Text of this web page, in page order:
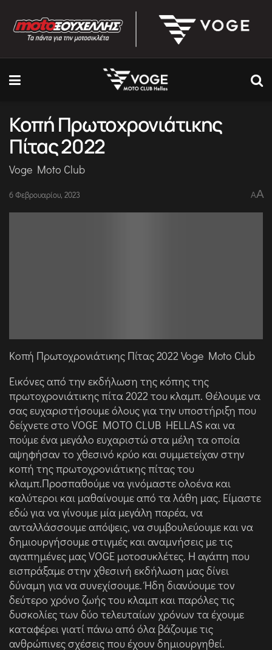
Κοπή Πρωτοχρονιάτικης
Πίτας 2022
Voge Moto Club
6 Φεβρουαρίου, 2023 AA
Κοπή Πρωτοχρονιάτικης Πίτας 2022 Voge Moto Club
Εικόνες από την εκδήλωση της κόπης της
πρωτοχρονιάτικης πίτα 2022 του κλαμπ. Θέλουμε να
σας ευχαριστήσουμε όλους για την υποστήριξη που
δείχνετε στο VOGE MOTO CLUB HELLAS και να
πούμε ένα μεγάλο ευχαριστώ στα μέλη τα οποία
αψηφήσαν το χθεσινό κρύο και συμμετείχαν στην
κοπή της πρωτοχρονιάτικης πίτας του
κλαμπ.Προσπαθούμε να γινόμαστε ολοένα και
καλύτεροι και μαθαίνουμε από τα λάθη μας. Είμαστε
εδώ για να γίνουμε μία μεγάλη παρέα, να
ανταλλάσσουμε απόψεις, να συμβουλεύουμε και να
δημιουργήσουμε στιγμές και αναμνήσεις με τις
αγαπημένες μας VOGE μοτοσυκλέτες. Η αγάπη που
εισπράξαμε στην χθεσινή εκδήλωση μας δίνει
δύναμη για να συνεχίσουμε. Ήδη διανύουμε τον
δεύτερο χρόνο ζωής του κλαμπ και παρόλες τις
δυσκολίες των δύο τελευταίων χρόνων τα έχουμε
καταφέρει γιατί πάνω από όλα βάζουμε τις
ανθρώπινες σχέσεις που έχουν δημιουργηθεί.